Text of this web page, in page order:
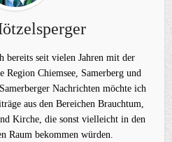
bereits seit vielen Jahren mit der
Region Chiemsee, Samerberg und
Nachrichten möchte ich
aus den Bereichen Brauchtum,
Kirche, die sonst vielleicht in den
Raum bekommen würden.